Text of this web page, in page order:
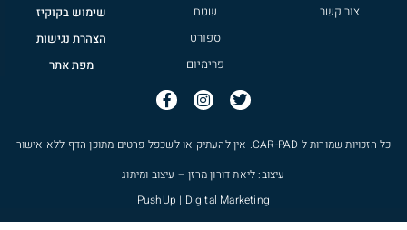
צור קשר
שטח
ספורט
פרימיום
שימוש בקוקיז
הצהרת נגישות
מפת אתר
כל הזכויות שמורות ל CAR-PAD. אין להעתיק או לשכפל פרטים מתוכן הדף ללא אישור
עיצוב: ליאת דורון מרזן – עיצוב ומיתוג
PushUp | Digital Marketing